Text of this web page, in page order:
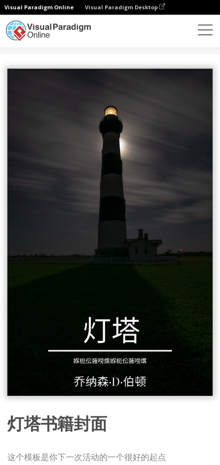
Visual Paradigm Online Visual Paradigm Desktop
灯塔书籍封面
这个模板是你下一次活动的一个很好的起点